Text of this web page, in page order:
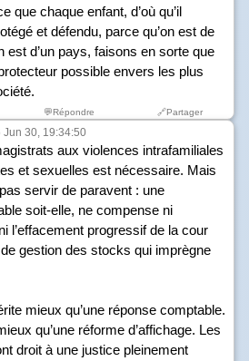
que chaque enfant, d’où qu’il
et défendu, parce qu’on est de
est d’un pays, faisons en sorte que
possible envers les plus
💬Répondre 🔗Partager
Jun 30, 19:34:50
aux violences intrafamiliales
et sexuelles est nécessaire. Mais
servir de paravent : une
soit-elle, ne compense ni
l’effacement progressif de la cour
gestion des stocks qui imprègne
mieux qu’une réponse comptable.
qu’une réforme d’affichage. Les
droit à une justice pleinement